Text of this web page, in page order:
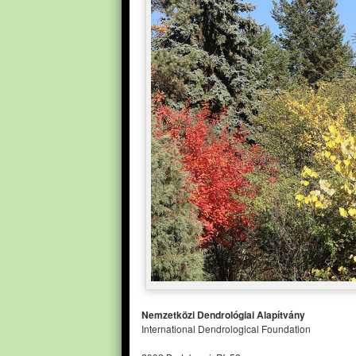
Nemzetközi Dendrológiai Alapítvány
International Dendrological Foundation